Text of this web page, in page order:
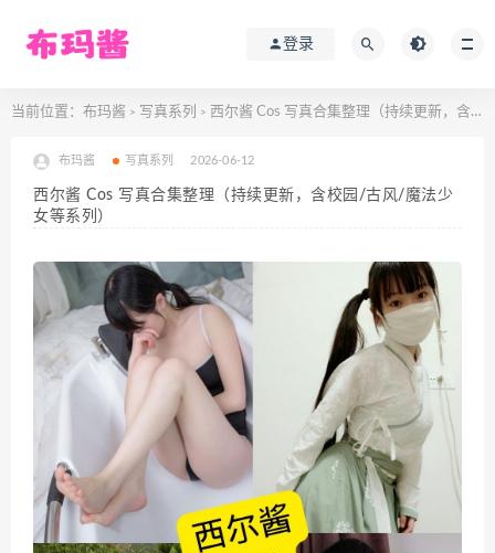
登录
当前位置： 布玛酱 > 写真系列 > 西尔酱 Cos 写真合集整理（持续更新，含校园/古风/魔法少女等系列）
布玛酱 写真系列 2026-06-12
西尔酱 Cos 写真合集整理（持续更新，含校园/古风/魔法少
女等系列）